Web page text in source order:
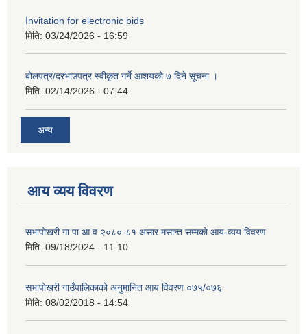
Invitation for electronic bids
मिति: 03/24/2026 - 16:59
बोलपत्र/दरभाउपत्र स्वीकृत गर्ने आशयको ७ दिने सूचना ।
मिति: 02/14/2026 - 07:44
अन्य
आय व्यय विवरण
सभापोखरी गा पा आ व २०८०-८१ असार मसान्त सम्मको आय-व्यय विवरण
मिति: 09/18/2024 - 11:10
सभापोखरी गाउँपालिकाको अनुमानित आय विवरण ०७५/०७६
मिति: 08/02/2018 - 14:54